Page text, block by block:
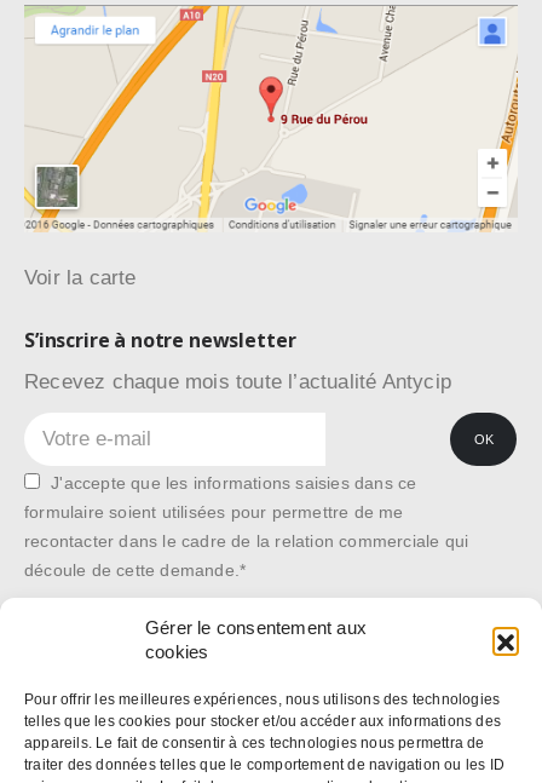
Gérer le consentement aux
cookies
Pour offrir les meilleures expériences, nous utilisons des technologies
telles que les cookies pour stocker et/ou accéder aux informations des
appareils. Le fait de consentir à ces technologies nous permettra de
traiter des données telles que le comportement de navigation ou les ID
Voir la carte
S’inscrire à notre newsletter
Recevez chaque mois toute l’actualité Antycip
J'accepte que les informations saisies dans ce
formulaire soient utilisées pour permettre de me
recontacter dans le cadre de la relation commerciale qui
découle de cette demande.*
*Les données recueillies sont conservées dans la plus stricte
confidentialité, et pour le seul usage de notre société. Elles ne sont
communiquées à aucune autre structure. En application des articles 27
et 34 de la loi « Informatique et libertés » n° 78-17 du 6 janvier 1978,